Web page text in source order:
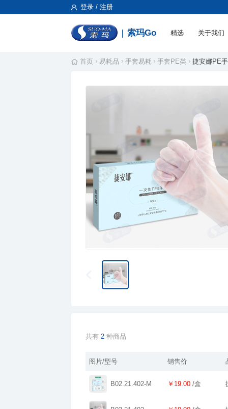
登录 / 注册
索玛Go 精选 关于我们
首页 易耗品 手套易耗 手套PE类 捷安娜PE
共有 2 种商品
图片/型号 销售价
B02.21.402-M ￥19.00 /盒